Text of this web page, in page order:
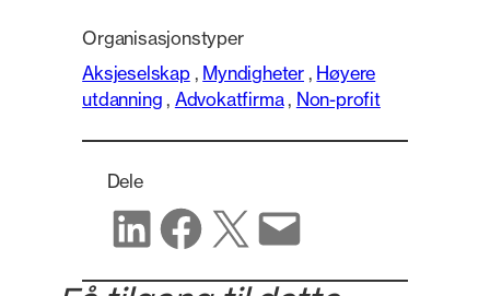
Organisasjonstyper
Aksjeselskap , Myndigheter , Høyere
utdanning , Advokatfirma, Non-profit
Dele
Del på LinkedIn Del på Facebook Del på X Del via e-post